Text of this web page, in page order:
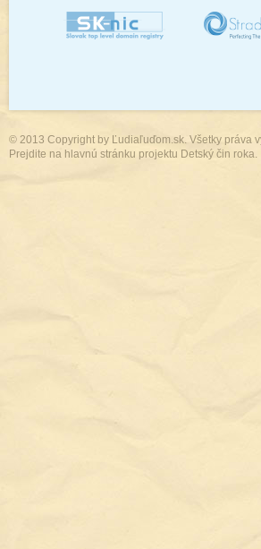
© 2013 Copyright by Ľudiaľuďom.sk. Všetky práva
Prejdite na hlavnú stránku projektu Detský čin roka.